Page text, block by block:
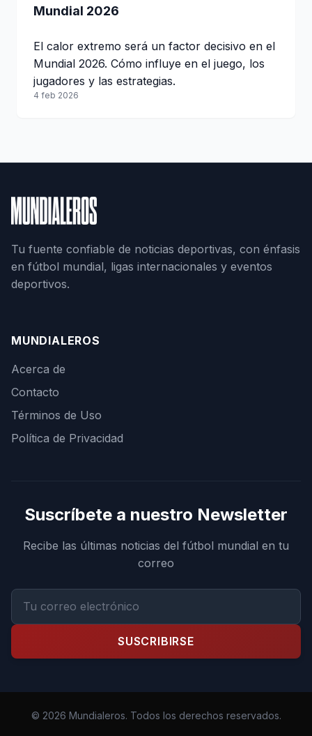
Mundial 2026
El calor extremo será un factor decisivo en el
Mundial 2026. Cómo influye en el juego, los
jugadores y las estrategias.
4 feb 2026
Tu fuente confiable de noticias deportivas, con énfasis
en fútbol mundial, ligas internacionales y eventos
deportivos.
MUNDIALEROS
Acerca de
Contacto
Términos de Uso
Política de Privacidad
Suscríbete a nuestro Newsletter
Recibe las últimas noticias del fútbol mundial en tu
correo
SUSCRIBIRSE
© 2026 Mundialeros. Todos los derechos reservados.